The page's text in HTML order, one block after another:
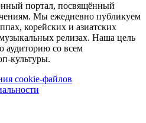
портал, посвящённый
Мы ежедневно публикуем
корейских и азиатских
релизах. Наша цель
аудиторию со всем
культуры.
cookie-файлов